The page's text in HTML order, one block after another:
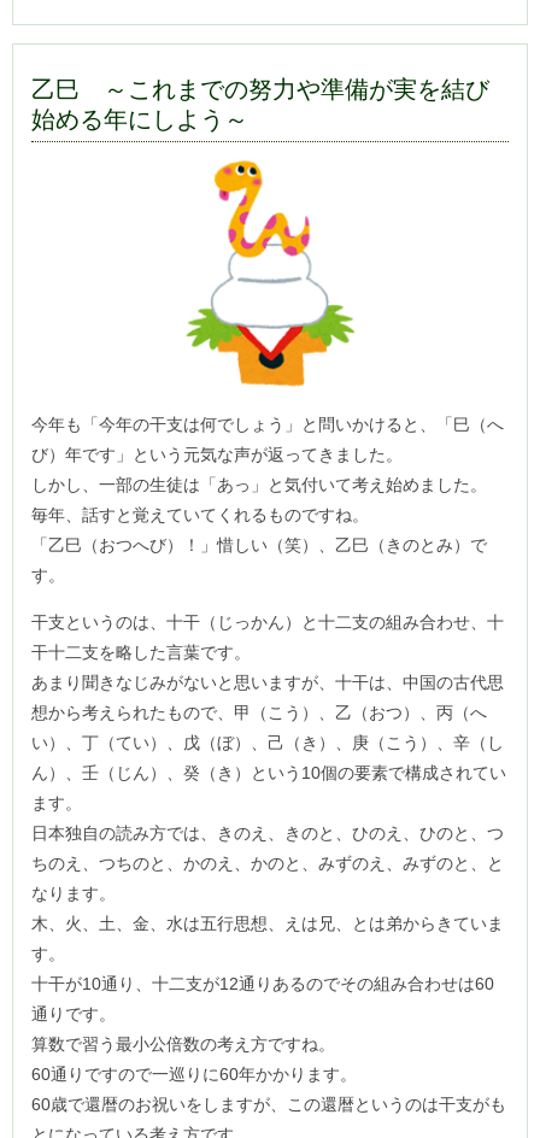
乙巳 ～これまでの努力や準備が実を結び
始める年にしよう～
今年も「今年の干支は何でしょう」と問いかけると、「巳（へ
び）年です」という元気な声が返ってきました。
しかし、一部の生徒は「あっ」と気付いて考え始めました。
毎年、話すと覚えていてくれるものですね。
「乙巳（おつへび）！」惜しい（笑）、乙巳（きのとみ）で
す。
干支というのは、十干（じっかん）と十二支の組み合わせ、十
干十二支を略した言葉です。
あまり聞きなじみがないと思いますが、十干は、中国の古代思
想から考えられたもので、甲（こう）、乙（おつ）、丙（へ
い）、丁（てい）、戊（ぼ）、己（き）、庚（こう）、辛（し
ん）、壬（じん）、癸（き）という10個の要素で構成されてい
ます。
日本独自の読み方では、きのえ、きのと、ひのえ、ひのと、つ
ちのえ、つちのと、かのえ、かのと、みずのえ、みずのと、と
なります。
木、火、土、金、水は五行思想、えは兄、とは弟からきていま
す。
十干が10通り、十二支が12通りあるのでその組み合わせは60
通りです。
算数で習う最小公倍数の考え方ですね。
60通りですので一巡りに60年かかります。
60歳で還暦のお祝いをしますが、この還暦というのは干支がも